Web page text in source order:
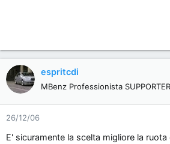
espritcdi
MBenz Professionista SUPPORTER
26/12/06
E' sicuramente la scelta migliore la